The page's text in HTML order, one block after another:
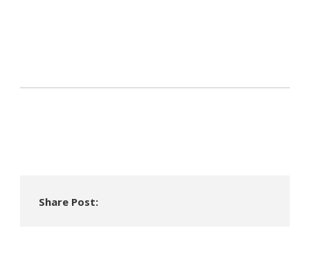
Share Post: